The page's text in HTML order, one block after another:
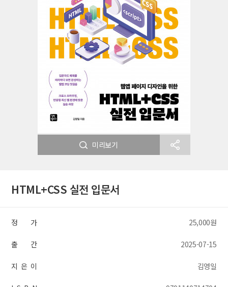
미리보기
HTML+CSS 실전 입문서
정 가 25,000원
출 간 2025-07-15
지 은 이 김영일